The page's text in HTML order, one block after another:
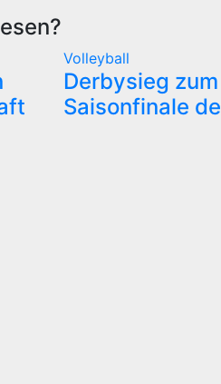
Volleyball
Derbysieg zum
Saisonfinale